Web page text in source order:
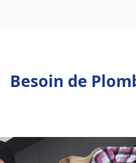
Besoin de